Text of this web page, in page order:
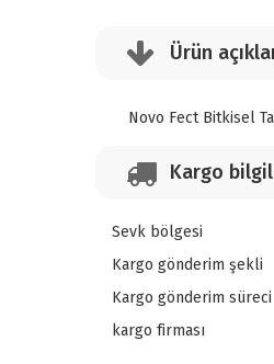
Ürün
Novo Fect Bitkisel
Kargo
Sevk bölgesi
Kargo gönderim şekli
Kargo gönderim süreci
kargo firması